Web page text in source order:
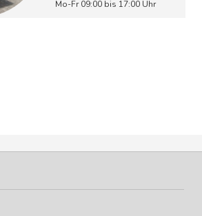
Mo-Fr 09:00 bis 17:00 Uhr